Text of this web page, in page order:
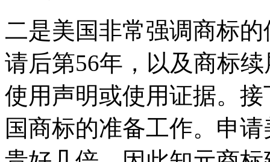
二是美国非常强调商标
请后第56年，以及商标
使用声明或使用证据。
国商标的准备工作。申